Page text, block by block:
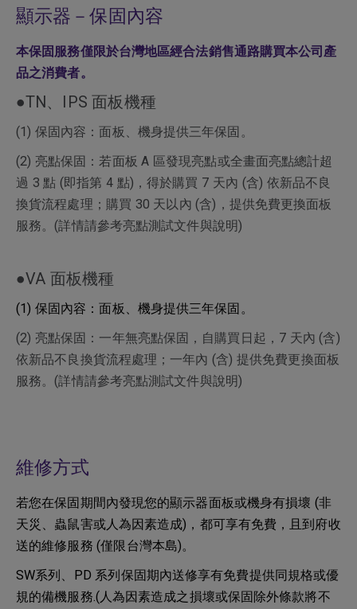
顯示器－保固內容
本保固服務僅限於台灣地區經合法銷售通路購買本公司產
品之消費者。
●TN、IPS 面板機種
(1) 保固內容：面板、機身提供三年保固。
(2) 亮點保固：若面板 A 區發現亮點或全畫面亮點總計超
過 3 點 (即指第 4 點)，得於購買 7 天內 (含) 依新品不良
換貨流程處理；購買 30 天以內 (含)，提供免費更換面板
服務。(詳情請參考亮點測試文件與說明)
●VA 面板機種
(1) 保固內容：面板、機身提供三年保固。
(2) 亮點保固：一年無亮點保固，自購買日起，7 天內 (含)
依新品不良換貨流程處理；一年內 (含) 提供免費更換面板
服務。(詳情請參考亮點測試文件與說明)
維修方式
若您在保固期間內發現您的顯示器面板或機身有損壞 (非
天災、蟲鼠害或人為因素造成)，都可享有免費，且到府收
送的維修服務 (僅限台灣本島)。
SW系列、PD 系列保固期內送修享有免費提供同規格或優
規的備機服務.(人為因素造成之損壞或保固除外條款將不